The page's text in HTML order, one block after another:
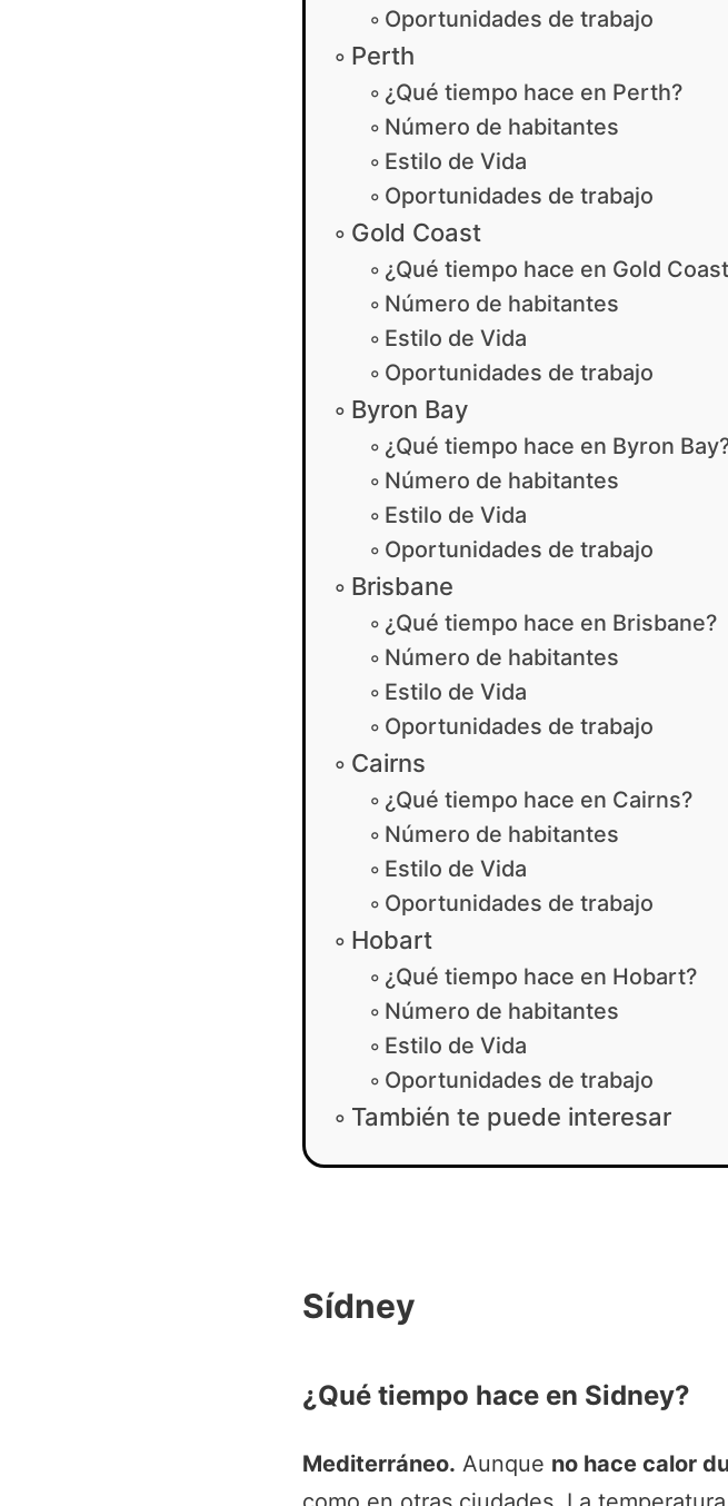
Oportunidades de trabajo
Perth
¿Qué tiempo hace en Perth?
Número de habitantes
Estilo de Vida
Oportunidades de trabajo
Gold Coast
¿Qué tiempo hace en Gold
Número de habitantes
Estilo de Vida
Oportunidades de trabajo
Byron Bay
¿Qué tiempo hace en Byron
Número de habitantes
Estilo de Vida
Oportunidades de trabajo
Brisbane
¿Qué tiempo hace en Brisbane?
Número de habitantes
Estilo de Vida
Oportunidades de trabajo
Cairns
¿Qué tiempo hace en Cairns?
Número de habitantes
Estilo de Vida
Oportunidades de trabajo
Hobart
¿Qué tiempo hace en Hobart?
Número de habitantes
Estilo de Vida
Oportunidades de trabajo
También te puede interesar
Sídney
¿Qué tiempo hace en Sidney?
Mediterráneo. Aunque no hace calor